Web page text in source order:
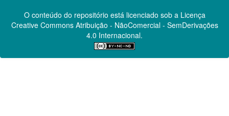
O conteúdo do repositório está licenciado sob a Licença
Creative CommonsAtribuição - NãoComercial - SemDerivações
4.0 Internacional.